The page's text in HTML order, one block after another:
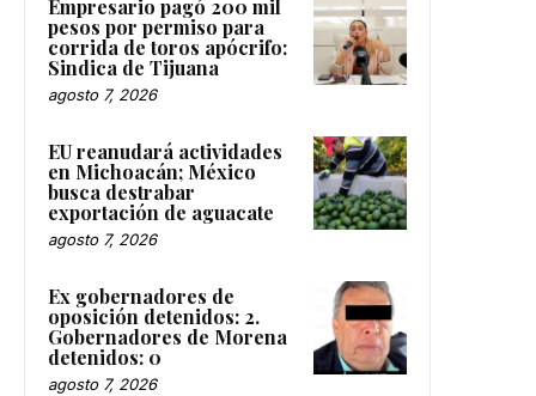
Empresario pagó 200 mil
pesos por permiso para
corrida de toros apócrifo:
Sindica de Tijuana
agosto 7, 2026
EU reanudará actividades
en Michoacán; México
busca destrabar
exportación de aguacate
agosto 7, 2026
Ex gobernadores de
oposición detenidos: 2.
Gobernadores de Morena
detenidos: 0
agosto 7, 2026